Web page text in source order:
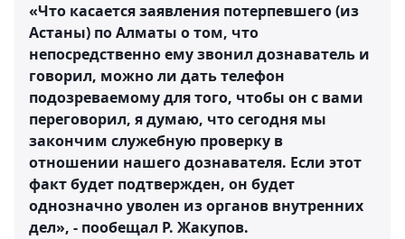
«Что касается заявления потерпевшего (из
Астаны) по Алматы о том, что
непосредственно ему звонил дознаватель и
говорил, можно ли дать телефон
подозреваемому для того, чтобы он с вами
переговорил, я думаю, что сегодня мы
закончим служебную проверку в
отношении нашего дознавателя. Если этот
факт будет подтвержден, он будет
однозначно уволен из органов внутренних
дел», - пообещал Р. Жакупов.